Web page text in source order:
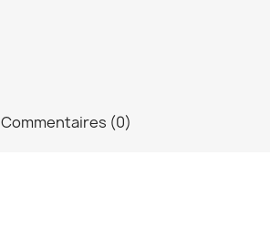
Commentaires (0)